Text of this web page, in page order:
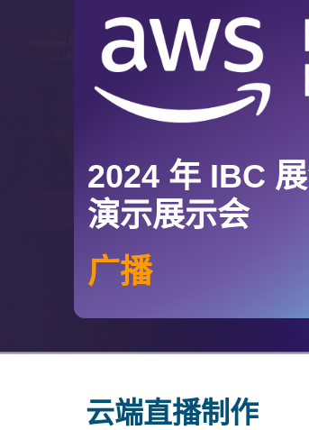
2024 年 IBC
演示展示会
广播
云端直播制作